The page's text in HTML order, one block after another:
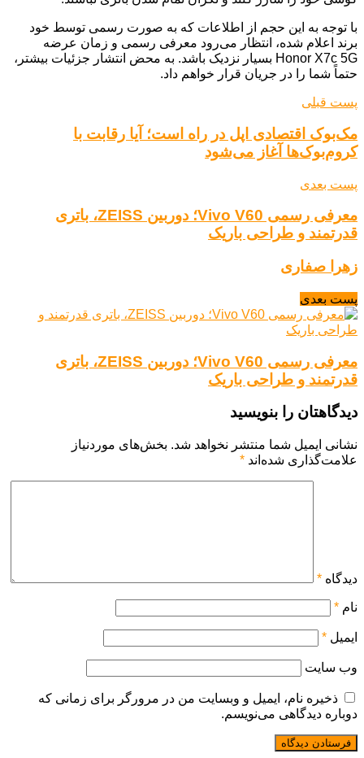
با توجه به این حجم از اطلاعات که به صورت رسمی توسط خود
برند اعلام شده، انتظار می‌رود معرفی رسمی و زمان عرضه
Honor X7c 5G بسیار نزدیک باشد. به محض انتشار جزئیات بیشتر،
حتماً شما را در جریان قرار خواهم داد.
پست قبلی
مک‌بوک اقتصادی اپل در راه است؛ آیا رقابت با
کروم‌بوک‌ها آغاز می‌شود
پست بعدی
معرفی رسمی Vivo V60؛ دوربین ZEISS، باتری
قدرتمند و طراحی باریک
زهرا صفاری
پست بعدی
معرفی رسمی Vivo V60؛ دوربین ZEISS، باتری
قدرتمند و طراحی باریک
دیدگاهتان را بنویسید
نشانی ایمیل شما منتشر نخواهد شد. بخش‌های موردنیاز
علامت‌گذاری شده‌اند *
دیدگاه *
نام *
ایمیل *
وب‌ سایت
ذخیره نام، ایمیل و وبسایت من در مرورگر برای زمانی که
دوباره دیدگاهی می‌نویسم.